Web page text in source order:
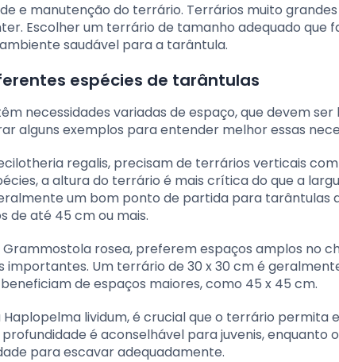
e manutenção do terrário. Terrários muito
Escolher um terrário de tamanho adequado que
saudável para a tarântula.
espécies de tarântulas
necessidades variadas de espaço, que devem
alguns exemplos para entender melhor essas
regalis, precisam de terrários verticais
a altura do terrário é mais crítica do que a
um bom ponto de partida para tarântulas
de até 45 cm ou mais.
rosea, preferem espaços amplos no
importantes. Um terrário de 30 x 30 cm é
de espaços maiores, como 45 x 45 cm.
Haplopelma lividum, é crucial que o terrário permita
é aconselhável para juvenis, enquanto
para escavar adequadamente.